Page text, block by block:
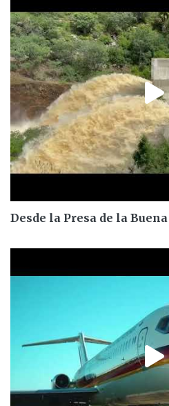
Desde la Presa de la